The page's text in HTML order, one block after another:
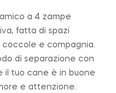
a 4 zampe
fatta di spazi
e compagnia.
di separazione con
il tuo cane è in buone
e attenzione.